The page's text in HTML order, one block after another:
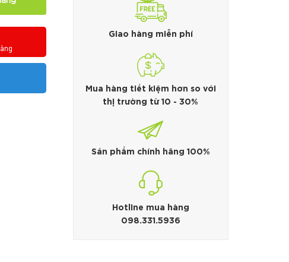
Giao hàng miễn phí
Mua hàng tiết kiệm hơn so với
thị trường từ 10 - 30%
Sản phẩm chính hãng 100%
Hotline mua hàng
098.331.5936